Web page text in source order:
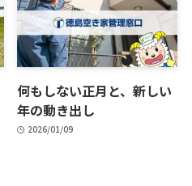
何もしない正月と、新しい
年の動き出し
2026/01/09